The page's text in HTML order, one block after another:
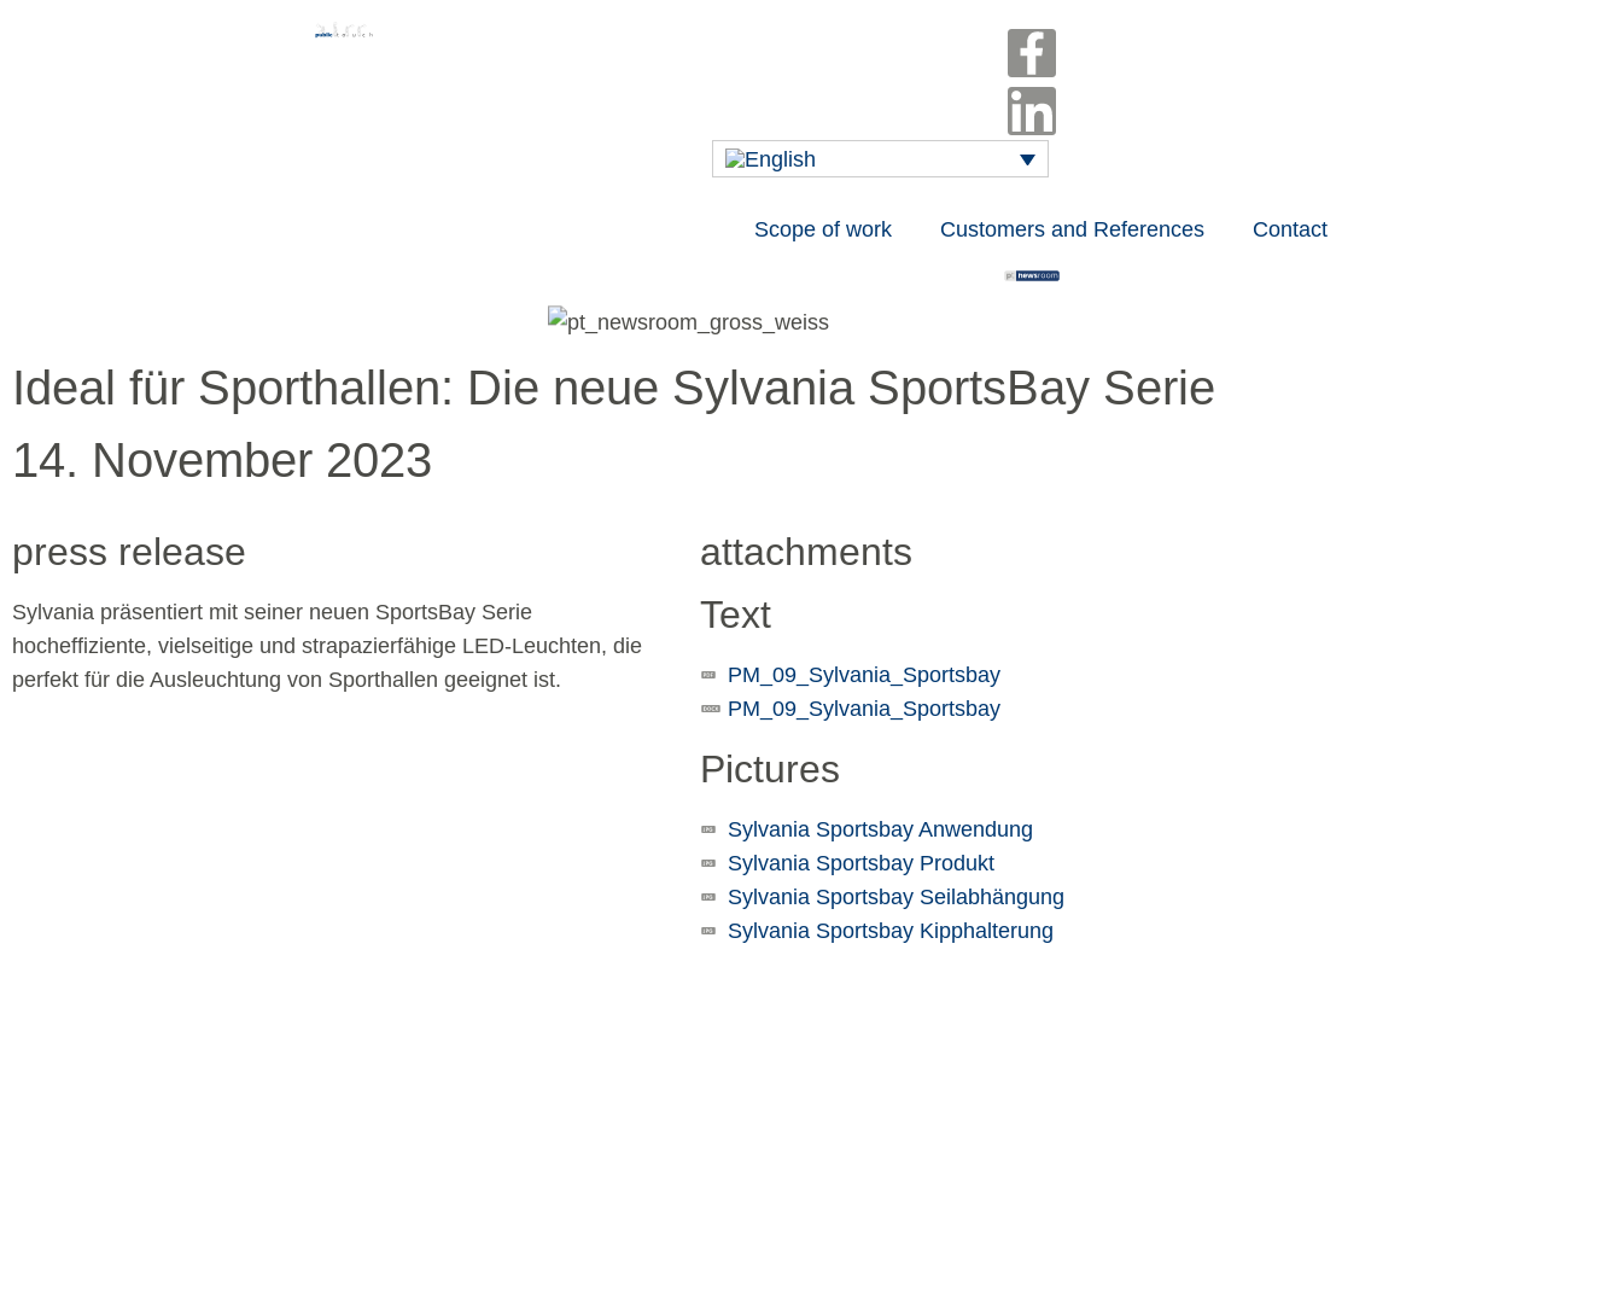
Scope of work Customers and References Contact
Ideal für Sporthallen: Die neue Sylvania SportsBay Serie
14. November 2023
press release
Sylvania präsentiert mit seiner neuen SportsBay Serie
hocheffiziente, vielseitige und strapazierfähige LED-Leuchten, die
perfekt für die Ausleuchtung von Sporthallen geeignet ist.
attachments
Text
PM_09_Sylvania_Sportsbay
PM_09_Sylvania_Sportsbay
Pictures
Sylvania Sportsbay Anwendung
Sylvania Sportsbay Produkt
Sylvania Sportsbay Seilabhängung
Sylvania Sportsbay Kipphalterung